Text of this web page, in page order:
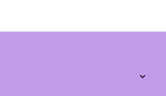
